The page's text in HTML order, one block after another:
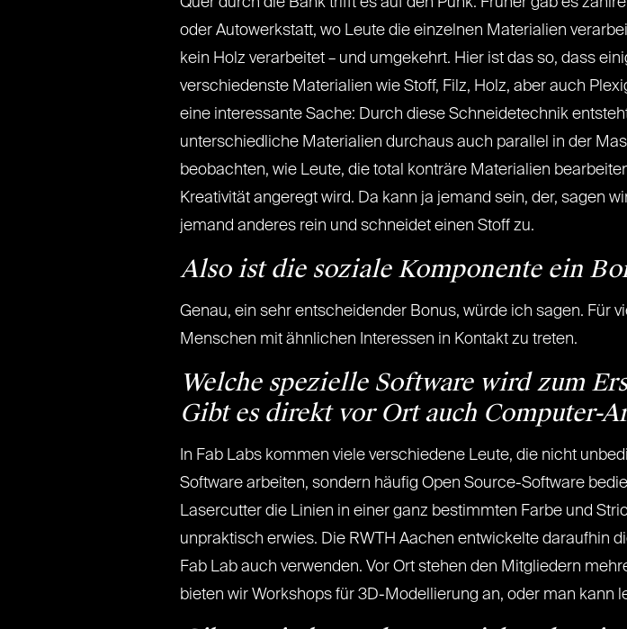
oder Autowerkstatt, wo Leute die einzelnen Materialien
kein Holz verarbeitet – und umgekehrt. Hier ist das so, dass
verschiedenste Materialien wie Stoff, Filz, Holz, aber auch
eine interessante Sache: Durch diese Schneidetechnik
unterschiedliche Materialien durchaus auch parallel in der
beobachten, wie Leute, die total konträre Materialien
Kreativität angeregt wird. Da kann ja jemand sein, der, sagen
jemand anderes rein und schneidet einen Stoff zu.
Also ist die soziale Komponente ein
Genau, ein sehr entscheidender Bonus, würde ich sagen. Für
Menschen mit ähnlichen Interessen in Kontakt zu treten.
Welche spezielle Software wird zum
Gibt es direkt vor Ort auch Computer-
In Fab Labs kommen viele verschiedene Leute, die nicht
Software arbeiten, sondern häufig Open Source-Software
Lasercutter die Linien in einer ganz bestimmten Farbe und
unpraktisch erwies. Die RWTH Aachen entwickelte daraufhin
Fab Lab auch verwenden. Vor Ort stehen den Mitgliedern
bieten wir Workshops für 3D-Modellierung an, oder man kann